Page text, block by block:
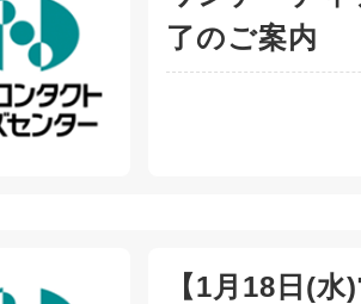
了のご案内
【1月18日(